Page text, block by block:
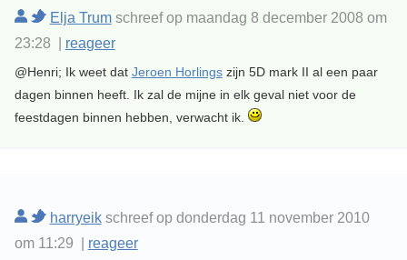
Elja Trumschreef op maandag 8 december 2008 om
23:28 | reageer
@Henri; Ik weet dat Jeroen Horlingszijn 5D mark II al een paar
dagen binnen heeft. Ik zal de mijne in elk geval niet voor de
feestdagen binnen hebben, verwacht ik.
harryeikschreef op donderdag 11 november 2010
om 11:29 | reageer